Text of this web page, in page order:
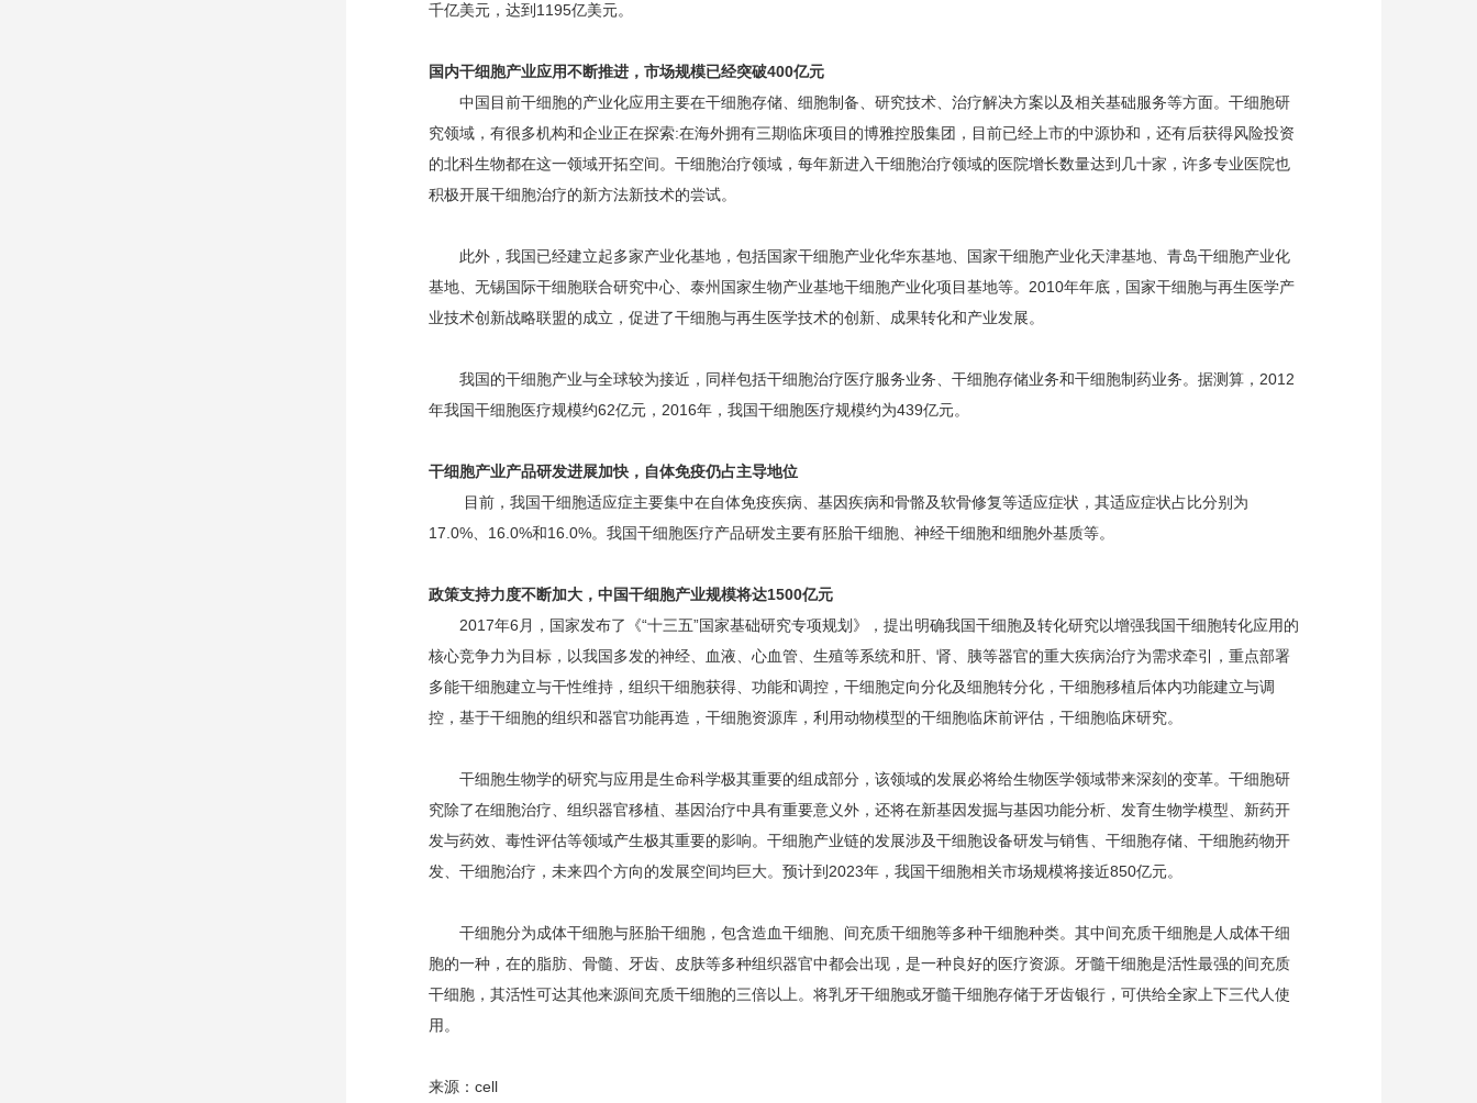
千亿美元，达到1195亿美元。
国内干细胞产业应用不断推进，市场规模已经突破400亿元
中国目前干细胞的产业化应用主要在干细胞存储、细胞制备、研究技术、治疗解决方案以及相关基础服务等方面。干细胞研
究领域，有很多机构和企业正在探索:在海外拥有三期临床项目的博雅控股集团，目前已经上市的中源协和，还有后获得风险投资
的北科生物都在这一领域开拓空间。干细胞治疗领域，每年新进入干细胞治疗领域的医院增长数量达到几十家，许多专业医院也
积极开展干细胞治疗的新方法新技术的尝试。
此外，我国已经建立起多家产业化基地，包括国家干细胞产业化华东基地、国家干细胞产业化天津基地、青岛干细胞产业化
基地、无锡国际干细胞联合研究中心、泰州国家生物产业基地干细胞产业化项目基地等。2010年年底，国家干细胞与再生医学产
业技术创新战略联盟的成立，促进了干细胞与再生医学技术的创新、成果转化和产业发展。
我国的干细胞产业与全球较为接近，同样包括干细胞治疗医疗服务业务、干细胞存储业务和干细胞制药业务。据测算，2012
年我国干细胞医疗规模约62亿元，2016年，我国干细胞医疗规模约为439亿元。
干细胞产业产品研发进展加快，自体免疫仍占主导地位
目前，我国干细胞适应症主要集中在自体免疫疾病、基因疾病和骨骼及软骨修复等适应症状，其适应症状占比分别为
17.0%、16.0%和16.0%。我国干细胞医疗产品研发主要有胚胎干细胞、神经干细胞和细胞外基质等。
政策支持力度不断加大，中国干细胞产业规模将达1500亿元
2017年6月，国家发布了《“十三五”国家基础研究专项规划》，提出明确我国干细胞及转化研究以增强我国干细胞转化应用的
核心竞争力为目标，以我国多发的神经、血液、心血管、生殖等系统和肝、肾、胰等器官的重大疾病治疗为需求牵引，重点部署
多能干细胞建立与干性维持，组织干细胞获得、功能和调控，干细胞定向分化及细胞转分化，干细胞移植后体内功能建立与调
控，基于干细胞的组织和器官功能再造，干细胞资源库，利用动物模型的干细胞临床前评估，干细胞临床研究。
干细胞生物学的研究与应用是生命科学极其重要的组成部分，该领域的发展必将给生物医学领域带来深刻的变革。干细胞研
究除了在细胞治疗、组织器官移植、基因治疗中具有重要意义外，还将在新基因发掘与基因功能分析、发育生物学模型、新药开
发与药效、毒性评估等领域产生极其重要的影响。干细胞产业链的发展涉及干细胞设备研发与销售、干细胞存储、干细胞药物开
发、干细胞治疗，未来四个方向的发展空间均巨大。预计到2023年，我国干细胞相关市场规模将接近850亿元。
干细胞分为成体干细胞与胚胎干细胞，包含造血干细胞、间充质干细胞等多种干细胞种类。其中间充质干细胞是人成体干细
胞的一种，在的脂肪、骨髓、牙齿、皮肤等多种组织器官中都会出现，是一种良好的医疗资源。牙髓干细胞是活性最强的间充质
干细胞，其活性可达其他来源间充质干细胞的三倍以上。将乳牙干细胞或牙髓干细胞存储于牙齿银行，可供给全家上下三代人使
用。
来源：cell